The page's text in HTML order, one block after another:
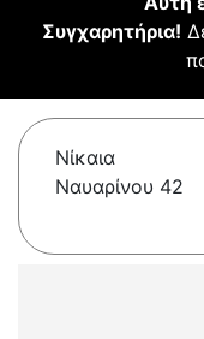
Συγχαρητήρια!
Νίκαια
Ναυαρίνου 42